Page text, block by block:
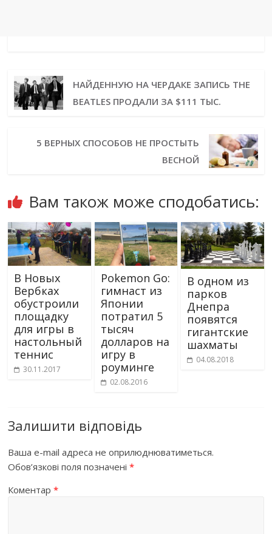
НАЙДЕННУЮ НА ЧЕРДАКЕ ЗАПИСЬ THE
BEATLES ПРОДАЛИ ЗА $111 ТЫС.
5 ВЕРНЫХ СПОСОБОВ НЕ ПРОСТЫТЬ
ВЕСНОЙ
Вам також може сподобатись:
В Новых
Вербках
обустроили
площадку
для игры в
настольный
теннис
30.11.2017
Pokemon Go:
гимнаст из
Японии
потратил 5
тысяч
долларов на
игру в
роуминге
02.08.2016
В одном из
парков
Днепра
появятся
гигантские
шахматы
04.08.2018
Залишити відповідь
Ваша e-mail адреса не оприлюднюватиметься.
Обов’язкові поля позначені*
Коментар*